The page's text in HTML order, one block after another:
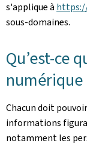
s'applique à
sous-domaines.
Qu’est-ce
numérique
Chacun doit
informations
notamment les